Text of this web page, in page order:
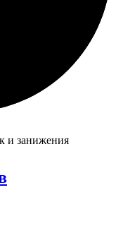
и занижения